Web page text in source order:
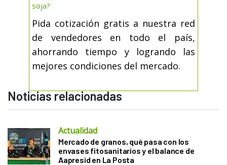
soja?
Pida cotización gratis a nuestra red
de vendedores en todo el país,
ahorrando tiempo y logrando las
mejores condiciones del mercado.
Noticias relacionadas
Actualidad
Mercado de granos, qué pasa con los
envases fitosanitarios y el balance de
Aapresid en La Posta